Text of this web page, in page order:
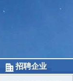
招聘企业